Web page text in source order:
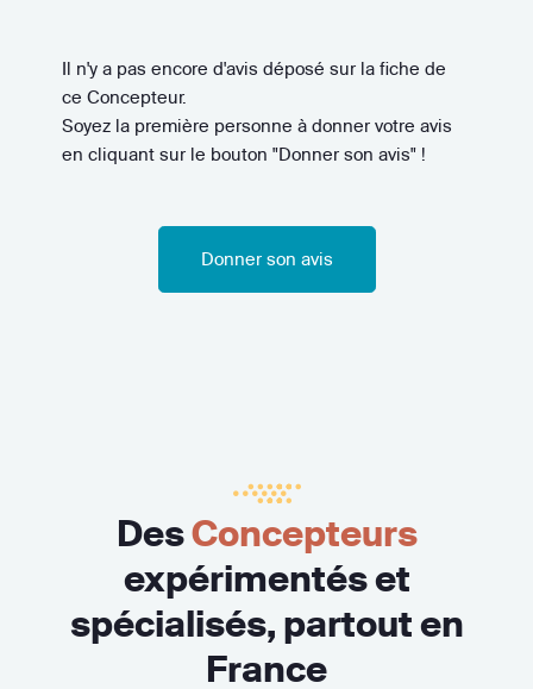
Il n'y a pas encore d'avis déposé sur la fiche de
ce Concepteur.
Soyez la première personne à donner votre avis
en cliquant sur le bouton "Donner son avis" !
Donner son avis
DesConcepteurs
expérimentés et
spécialisés, partout en
France